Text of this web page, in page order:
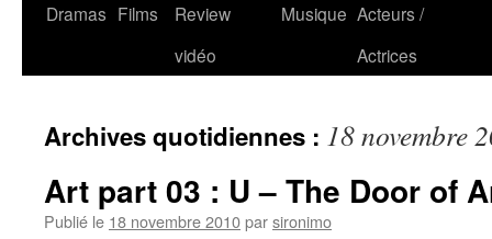
Aller
Dramas Films
Review
vidéo
Musique Acteurs /
Actrices
Archives quotidiennes : 18 novembre
Art part 03 : U – The Door of
Publié le 18 novembre 2010parsironimo